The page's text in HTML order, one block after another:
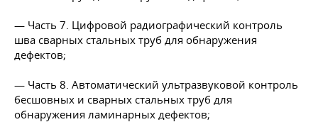
— Часть 7. Цифровой радиографический контроль
шва сварных стальных труб для обнаружения
дефектов;
— Часть 8. Автоматический ультразвуковой контроль
бесшовных и сварных стальных труб для
обнаружения ламинарных дефектов;